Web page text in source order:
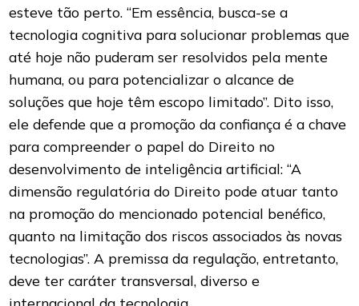
esteve tão perto. “Em essência, busca-se a
tecnologia cognitiva para solucionar problemas que
até hoje não puderam ser resolvidos pela mente
humana, ou para potencializar o alcance de
soluções que hoje têm escopo limitado”. Dito isso,
ele defende que a promoção da confiança é a chave
para compreender o papel do Direito no
desenvolvimento de inteligência artificial: “A
dimensão regulatória do Direito pode atuar tanto
na promoção do mencionado potencial benéfico,
quanto na limitação dos riscos associados às novas
tecnologias”. A premissa da regulação, entretanto,
deve ter caráter transversal, diverso e